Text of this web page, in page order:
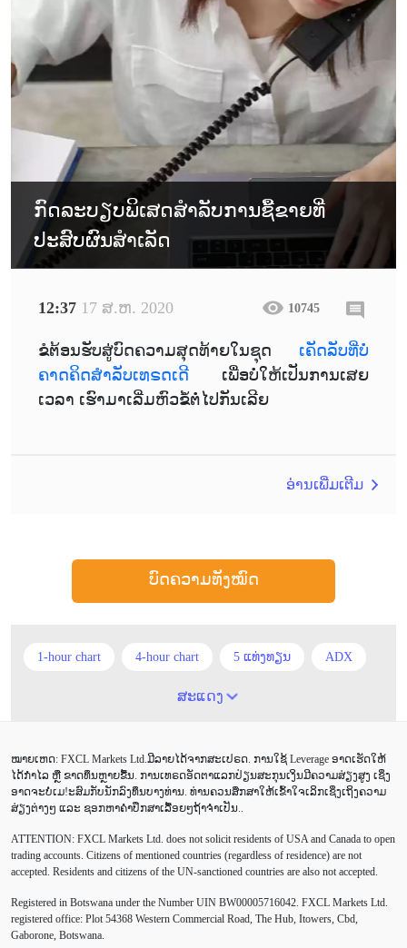
ກົດລະບຽບພິເສດສໍາລັບການຊື້ຂາຍທີ່
ປະສົບຜົນສໍາເລັດ
12:37 17 ສ.ຫ. 2020 10745
ຂໍຕ້ອນຮັບສູ່ບົດຄວາມສຸດທ້າຍໃນຊຸດ ເຄັດລັບທີ່ບໍ່
ຄາດຄິດສຳລັບເທຣດເດີ ເພື່ອບໍ່ໃຫ້ເປັນການເສຍ
ເວລາ ເຮົາມາເລີ່ມຫົວຂໍ້ຕໍ່ໄປກັນເລີຍ
ອ່ານເພີ່ມເຕີມ
ບົດຄວາມທັງໝົດ
1-hour chart 4-hour chart 5 ແທ່ງທຽນ ADX
Alexander Elder
Buy Stop CAD CHF COVID-19 CPI
Canadian dollar Charles Dow
Chinese Yuan Correlation Matrix D1 DailyFX
Default mode network Doji EA EA ເຊີງລຸກ
ECB ECN EMA EUR EUR/AUD
ສະແດງ
ໝາຍເຫດ: FXCL Markets Ltd.ມີລາຍໄດ້ຈາກສະເປຣດ. ການໃຊ້ Leverage ອາດເຮັດໃຫ້
ໄດ້ກຳໄລ ຫຼື ຂາດທຶນຫຼາຍຂື້ນ. ການເທຣດອັດຕາແລກປ່ຽນສະກຸນເງິນມີຄວາມສ່ຽງສູງ ເຊິ່ງ
ອາດຈະບໍ່ເມ!ະສົມກັບນັກລົງທຶນບາງທ່ານ. ທ່ານຄວນສຶກສາໃຫ້ເຂົ້າໃຈເລິກເຊິ່ງເຖິງຄວາມ
ສ່ຽງຕ່າງໆ ແລະ ຊອກຫາຄຳປຶກສາເລື້ອຍໆຖ້າຈຳເປັນ..
ATTENTION: FXCL Markets Ltd. does not solicit residents of USA and Canada to open
trading accounts. Citizens of mentioned countries (regardless of residence) are not
accepted. Residents and citizens of the UN-sanctioned countries are also not accepted.
Registered in Botswana under the Number UIN BW00005716042. FXCL Markets Ltd.
registered office: Plot 54368 Western Commercial Road, The Hub, Itowers, Cbd,
Gaborone, Botswana.